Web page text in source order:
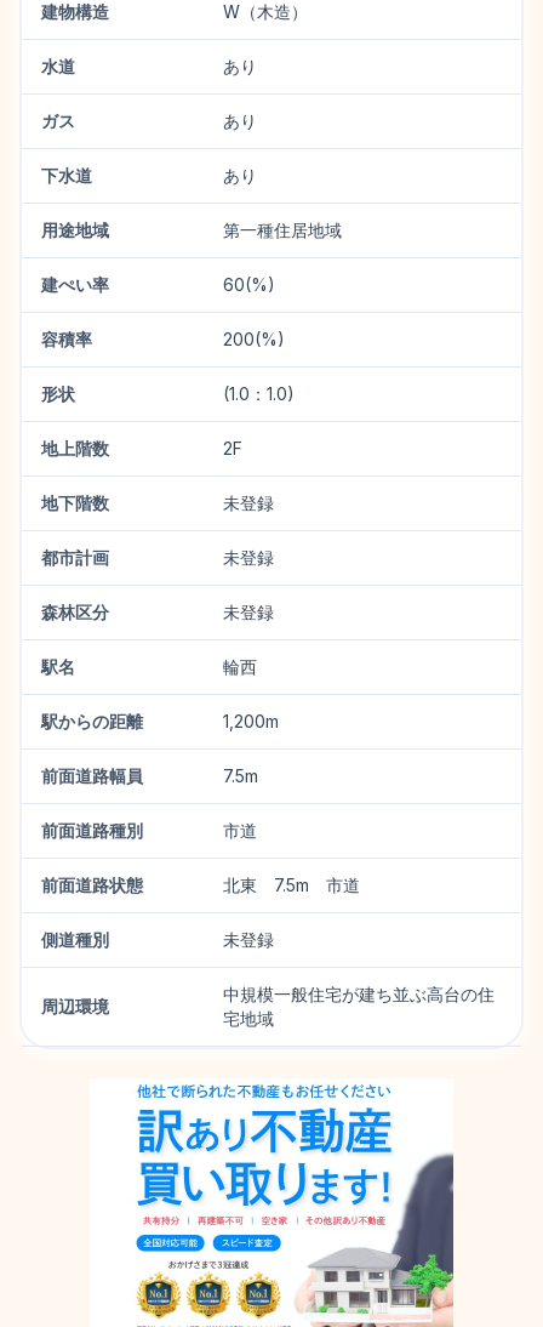
建物構造 W（木造）
水道 あり
ガス あり
下水道 あり
用途地域 第一種住居地域
建ぺい率 60(%)
容積率 200(%)
形状 (1.0：1.0)
地上階数 2F
地下階数 未登録
都市計画 未登録
森林区分 未登録
駅名 輪西
駅からの距離 1,200m
前面道路幅員 7.5m
前面道路種別 市道
前面道路状態 北東 7.5m 市道
側道種別 未登録
周辺環境
中規模一般住宅が建ち並ぶ高台の住
宅地域